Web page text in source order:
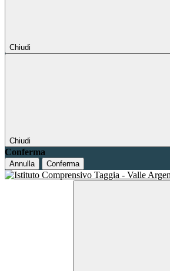
Chiudi
Chiudi
Conferma
Annulla Conferma